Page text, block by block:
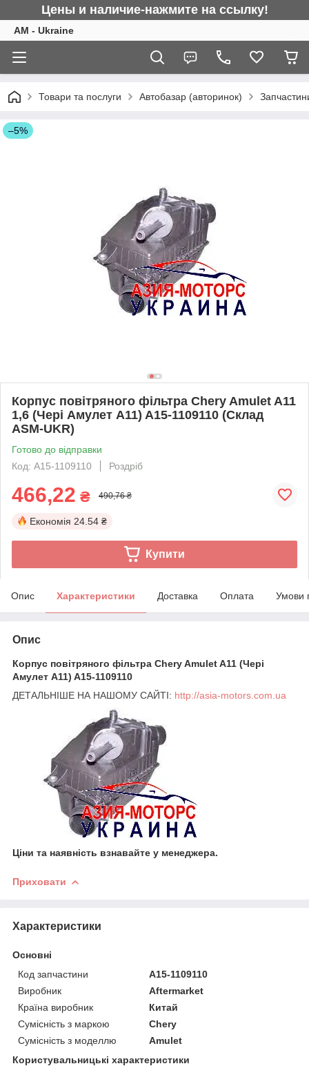
Цены и наличие-нажмите на ссылку!
AM - Ukraine
Товари та послуги Автобазар (авторинок)
–5%
Корпус повітряного фільтра Chery Amulet A11
1,6 (Чері Амулет А11) A15-1109110 (Склад
ASM-UKR)
Готово до відправки
Код: A15-1109110
Роздріб
466,22 ₴ 490,76 ₴
Економія 24.54 ₴
Купити
Опис Характеристики Доставка Оплата Умови
Опис
Корпус повітряного фільтра Chery Amulet A11 (Чері
Амулет А11) A15-1109110
ДЕТАЛЬНІШЕ НА НАШОМУ САЙТІ: http://asia-motors.com.ua
Ціни та наявність взнавайте у менеджера.
Приховати
Характеристики
Основні
Код запчастини
A15-1109110
Виробник
Aftermarket
Країна виробник
Китай
Сумісність з маркою
Chery
Сумісність з моделлю
Amulet
Користувальницькі характеристики